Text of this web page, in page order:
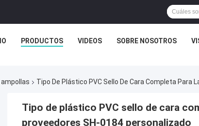
PRODUCTOS VIDEOS SOBRE NOSOTROS
Tipo De Plástico PVC Sello De Cara Completa Para
Tipo de plástico PVC sello de cara
proveedores SH-0184 personalizado